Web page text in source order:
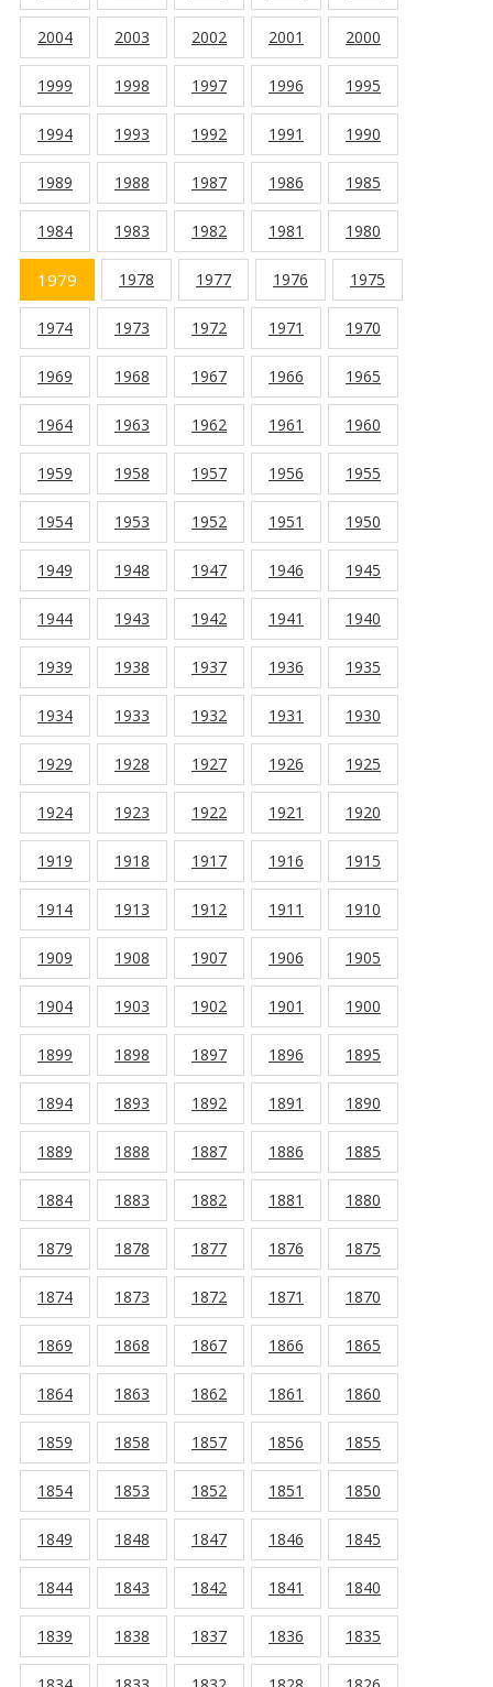
2004 2003 2002 2001 2000
1999 1998 1997 1996 1995
1994 1993 1992 1991 1990
1989 1988 1987 1986 1985
1984 1983 1982 1981 1980
1979 1978 1977 1976 1975
1974 1973 1972 1971 1970
1969 1968 1967 1966 1965
1964 1963 1962 1961 1960
1959 1958 1957 1956 1955
1954 1953 1952 1951 1950
1949 1948 1947 1946 1945
1944 1943 1942 1941 1940
1939 1938 1937 1936 1935
1934 1933 1932 1931 1930
1929 1928 1927 1926 1925
1924 1923 1922 1921 1920
1919 1918 1917 1916 1915
1914 1913 1912 1911 1910
1909 1908 1907 1906 1905
1904 1903 1902 1901 1900
1899 1898 1897 1896 1895
1894 1893 1892 1891 1890
1889 1888 1887 1886 1885
1884 1883 1882 1881 1880
1879 1878 1877 1876 1875
1874 1873 1872 1871 1870
1869 1868 1867 1866 1865
1864 1863 1862 1861 1860
1859 1858 1857 1856 1855
1854 1853 1852 1851 1850
1849 1848 1847 1846 1845
1844 1843 1842 1841 1840
1839 1838 1837 1836 1835